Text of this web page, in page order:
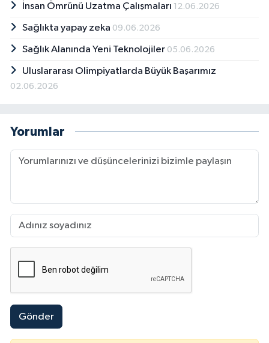
İnsan Ömrünü Uzatma Çalışmaları 12.06.2026
Sağlıkta yapay zeka 09.06.2026
Sağlık Alanında Yeni Teknolojiler 05.06.2026
Uluslararası Olimpiyatlarda Büyük Başarımız
02.06.2026
Yorumlar
Gönder